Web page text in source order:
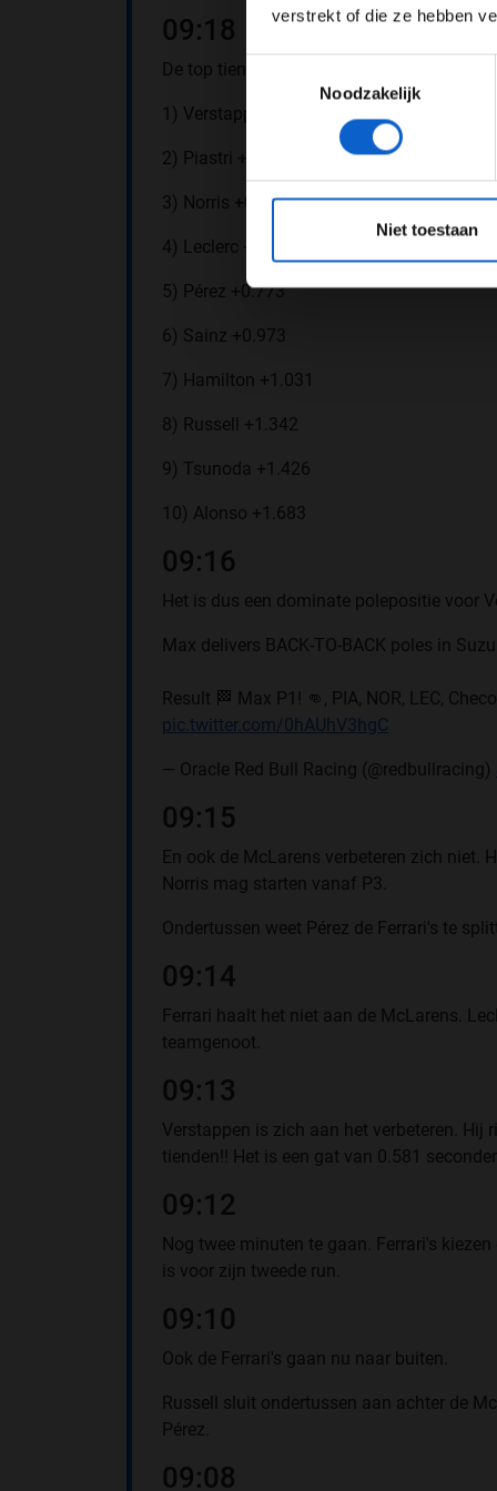
verstrekt of die ze hebben
Noodzakelijk
Niet toestaan
09:18
De top tien is als volgt!
1) Verstappen 1:28.877
2) Piastri +0.581
3) Norris +0.616
4) Leclerc +0.665
5) Pérez +0.773
6) Sainz +0.973
7) Hamilton +1.031
8) Russell +1.342
9) Tsunoda +1.426
10) Alonso +1.683
09:16
Het is dus een dominate polepositie voor
Max delivers BACK-TO-BACK poles in
Result 🏁 Max P1! 👊, PIA, NOR, LEC,
pic.twitter.com/0hAUhV3hgC
— Oracle Red Bull Racing (@redbullracing)
09:15
En ook de McLarens verbeteren zich niet.
Norris mag starten vanaf P3.
Ondertussen weet Pérez de Ferrari's te
09:14
Ferrari haalt het niet aan de McLarens.
teamgenoot.
09:13
Verstappen is zich aan het verbeteren. Hij
tienden!! Het is een gat van 0.581
09:12
Nog twee minuten te gaan. Ferrari's
is voor zijn tweede run.
09:10
Ook de Ferrari's gaan nu naar buiten.
Russell sluit ondertussen aan achter de
Pérez.
09:08